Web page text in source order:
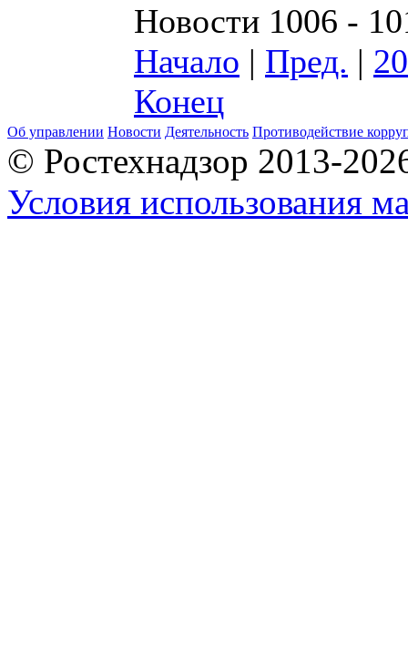
Новости 1006 -
Начало | Пред. |
Конец
Об управлении Новости Деятельность Противодействие
© Ростехнадзор 2013-
Условия использования